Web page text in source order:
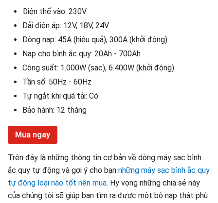
Điện thế vào: 230V
Dải điện áp: 12V, 18V, 24V
Dòng nạp: 45A (hiệu quả), 300A (khởi động)
Nạp cho bình ắc quy: 20Ah - 700Ah
Công suất: 1.000W (sạc), 6.400W (khởi động)
Tần số: 50Hz - 60Hz
Tự ngắt khi quá tải: Có
Bảo hành: 12 tháng
Mua ngay
Trên đây là những thông tin cơ bản về dòng máy sạc bình
ắc quy tự động và gợi ý cho bạn những máy sạc bình ắc quy
tự động loại nào tốt nên mua. Hy vọng những chia sẻ này
của chúng tôi sẽ giúp bạn tìm ra được một bộ nạp thật phù